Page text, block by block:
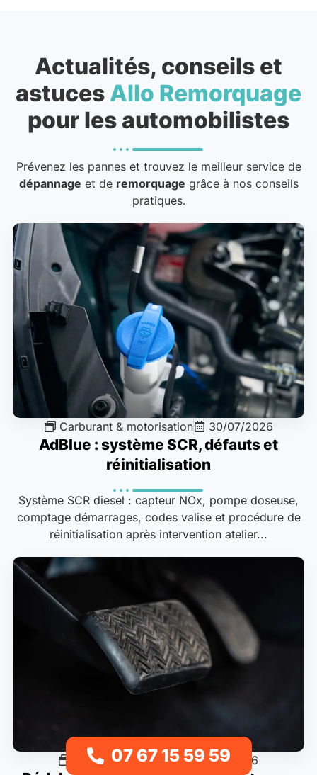
Actualités, conseils et
astuces Allo Remorquage
pour les automobilistes
Prévenez les pannes et trouvez le meilleur service de
dépannage et de remorquage grâce à nos conseils
pratiques.
Carburant & motorisation 30/07/2026
AdBlue : système SCR, défauts et
réinitialisation
Système SCR diesel : capteur NOx, pompe doseuse,
comptage démarrages, codes valise et procédure de
réinitialisation après intervention atelier...
Freinage & système 06/08/2026
07 67 15 59 59